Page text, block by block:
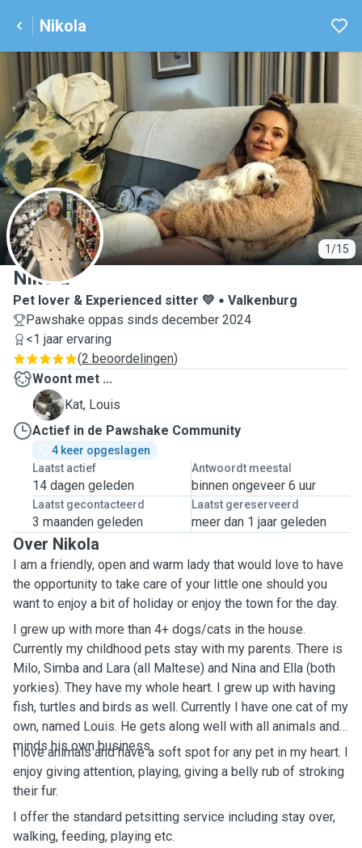
Nikola
1/15
N
Nikola
Pet lover & Experienced sitter 💛
Valkenburg
Pawshake oppas sinds december 2024
<1 jaar ervaring
(2 beoordelingen)
Woont met ...
L
Kat, Louis
Actief in de Pawshake Community
4 keer opgeslagen
Laatst actief
14 dagen geleden
Antwoordt meestal
binnen ongeveer 6 uur
Laatst gecontacteerd
3 maanden geleden
Laatst gereserveerd
meer dan 1 jaar geleden
Over Nikola
I am a friendly, open and warm lady that would love to have
the opportunity to take care of your little one should you
want to enjoy a bit of holiday or enjoy the town for the day.
I grew up with more than 4+ dogs/cats in the house.
Currently my childhood pets stay with my parents. There is
Milo, Simba and Lara (all Maltese) and Nina and Ella (both
yorkies). They have my whole heart. I grew up with having
fish, turtles and birds as well. Currently I have one cat of my
own, named Louis. He gets along well with all animals and
minds his own business.
I love animals and have a soft spot for any pet in my heart. I
enjoy giving attention, playing, giving a belly rub of stroking
their fur.
I offer the standard petsitting service including stay over,
walking, feeding, playing etc.